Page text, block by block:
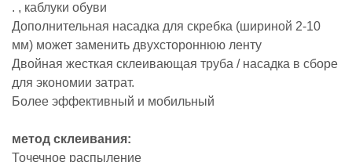
. , каблуки обуви
Дополнительная насадка для скребка (шириной 2-10
мм) может заменить двухстороннюю ленту
Двойная жесткая склеивающая труба / насадка в сборе
для экономии затрат.
Более эффективный и мобильный
метод склеивания:
Точечное распыление